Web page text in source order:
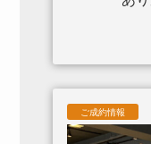
ご成約情報